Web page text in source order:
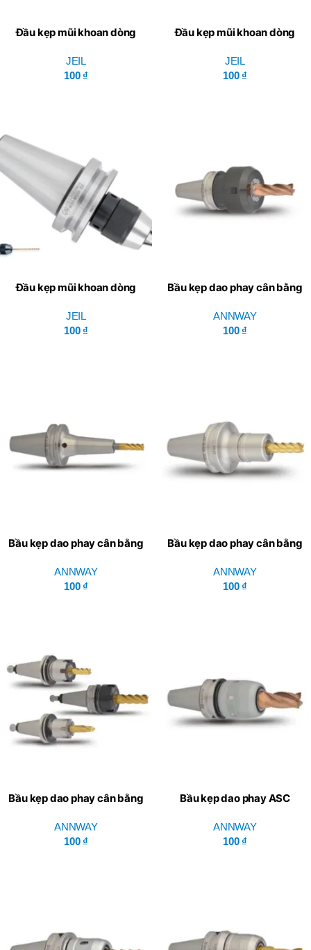
Đầu kẹp mũi khoan dòng
JEIL
100 ₫
Đầu kẹp mũi khoan dòng
JEIL
100 ₫
Đầu kẹp mũi khoan dòng
JEIL
100 ₫
Bầu kẹp dao phay cân bằng
ANNWAY
ANNWAY
100 ₫
Bầu kẹp dao phay cân bằng
ANNWAY
ANNWAY
100 ₫
Bầu kẹp dao phay cân bằng
ANNWAY
ANNWAY
100 ₫
Bầu kẹp dao phay cân bằng
ANNWAY
ANNWAY
100 ₫
Bầu kẹp dao phay ASC
ANNWAY
100 ₫